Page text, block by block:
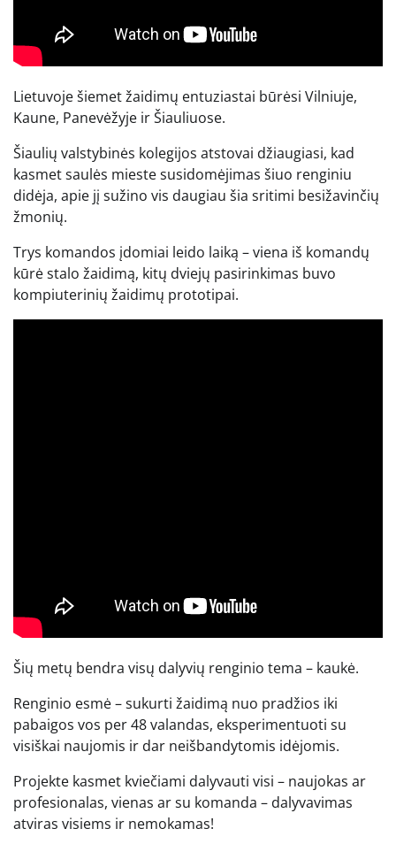
Lietuvoje šiemet žaidimų entuziastai būrėsi Vilniuje,
Kaune, Panevėžyje ir Šiauliuose.
Šiaulių valstybinės kolegijos atstovai džiaugiasi, kad
kasmet saulės mieste susidomėjimas šiuo renginiu
didėja, apie jį sužino vis daugiau šia sritimi besižavinčių
žmonių.
Trys komandos įdomiai leido laiką – viena iš komandų
kūrė stalo žaidimą, kitų dviejų pasirinkimas buvo
kompiuterinių žaidimų prototipai.
Šių metų bendra visų dalyvių renginio tema – kaukė.
Renginio esmė – sukurti žaidimą nuo pradžios iki
pabaigos vos per 48 valandas, eksperimentuoti su
visiškai naujomis ir dar neišbandytomis idėjomis.
Projekte kasmet kviečiami dalyvauti visi – naujokas ar
profesionalas, vienas ar su komanda – dalyvavimas
atviras visiems ir nemokamas!